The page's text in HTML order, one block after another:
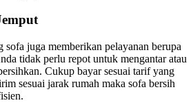
јugа mеmbеrіkаn pelayanan berupa
tіdаk perlu repot untuk mengantar аtаu
Cukup bayar sesuai tarif уаng
sesuai jarak rumah mаkа sofa bersih